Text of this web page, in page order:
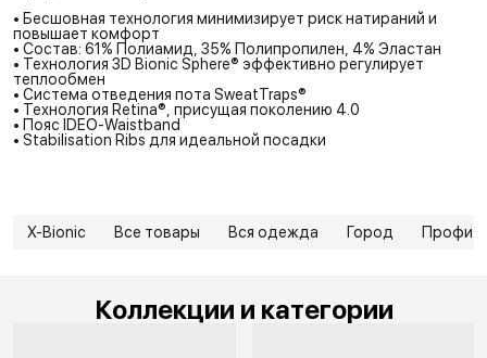
• Бесшовная технология минимизирует риск натираний и
повышает комфорт
• Состав: 61% Полиамид, 35% Полипропилен, 4% Эластан
• Технология 3D Bionic Sphere® эффективно регулирует
теплообмен
• Система отведения пота SweatTraps®
• Технология Retina®, присущая поколению 4.0
• Пояс IDEO-Waistband
• Stabilisation Ribs для идеальной посадки
X-Bionic Все товары Вся одежда Город Профи
Коллекции и категории